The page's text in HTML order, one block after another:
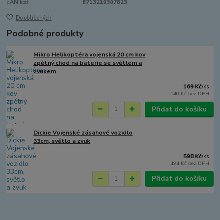
EAN kód:
8713219307823
Do oblíbených
Podobné produkty
Mikro Helikoptéra vojenská 20 cm kov
zpětný chod na baterie se světlem a
zvukem
169 Kč/ks
140 Kč bez DPH
Přidat do košíku
Dickie Vojenské zásahové vozidlo
33cm, světlo a zvuk
598 Kč/ks
494 Kč bez DPH
Přidat do košíku